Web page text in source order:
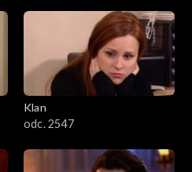
Klan
odc. 2547